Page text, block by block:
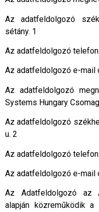
Az adatfeldolgozó
sétány. 1
Az adatfeldolgozó
Az adatfeldolgozó e-mail
Az adatfeldolgozó
Systems Hungary
Az adatfeldolgozó
u. 2
Az adatfeldolgozó
Az adatfeldolgozó e-mail
Az Adatfeldolgozó az
alapján közreműködik a